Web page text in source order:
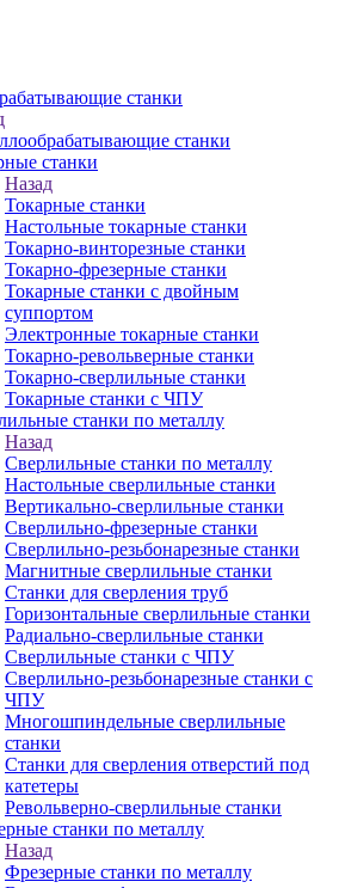
станки
станки
станки
Назад
Токарные станки
Настольные токарные станки
Токарно-винторезные станки
Токарно-фрезерные станки
Токарные станки с двойным
суппортом
Электронные токарные станки
Токарно-револьверные станки
Токарно-сверлильные станки
Токарные станки с ЧПУ
станки по металлу
Назад
Сверлильные станки по металлу
Настольные сверлильные станки
Вертикально-сверлильные станки
Сверлильно-фрезерные станки
Сверлильно-резьбонарезные станки
Магнитные сверлильные станки
Станки для сверления труб
Горизонтальные сверлильные станки
Радиально-сверлильные станки
Сверлильные станки с ЧПУ
Сверлильно-резьбонарезные станки с
ЧПУ
Многошпиндельные сверлильные
станки
Станки для сверления отверстий под
катетеры
Револьверно-сверлильные станки
станки по металлу
Назад
Фрезерные станки по металлу